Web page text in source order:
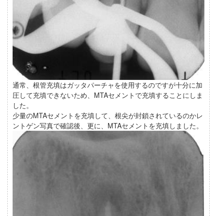
通常、根管充填はガッタパーチャを使用するのですが十分に加
圧して充填できないため、MTAセメントで充填することにしま
した。
少量のMTAセメントを充填して、根尖が封鎖されているのかレ
ントゲン写真で確認後、更に、MTAセメントを充填しました。